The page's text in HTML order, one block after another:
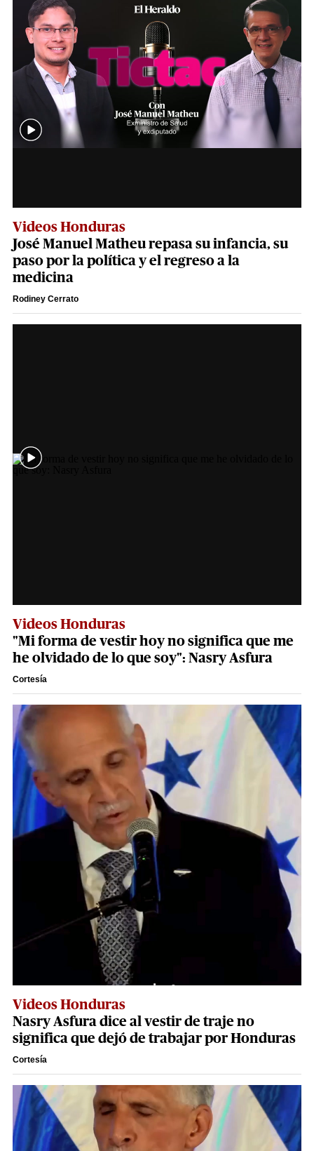
Videos Honduras
José Manuel Matheu repasa su infancia, su
paso por la política y el regreso a la
medicina
Rodiney Cerrato
Videos Honduras
"Mi forma de vestir hoy no significa que me
he olvidado de lo que soy": Nasry Asfura
Cortesía
Videos Honduras
Nasry Asfura dice al vestir de traje no
significa que dejó de trabajar por Honduras
Cortesía